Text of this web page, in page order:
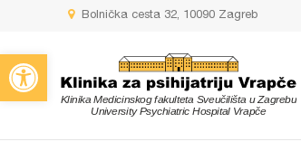
Open toolbar
Bolnička cesta 32, 10090 Zagreb